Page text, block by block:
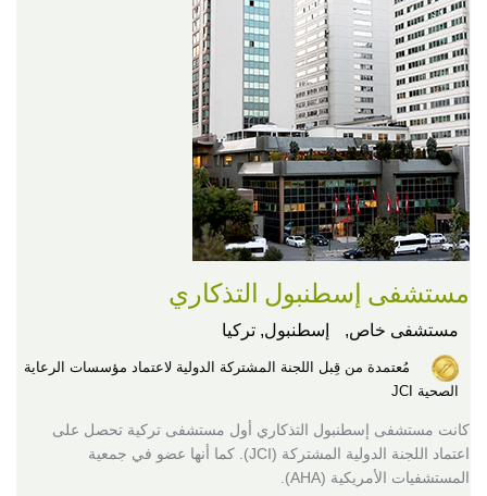
مستشفى إسطنبول التذكاري
مستشفى خاص, إسطنبول, تركيا
مُعتمدة من قِبل اللجنة المشتركة الدولية لاعتماد مؤسسات الرعاية
الصحية JCI
كانت مستشفى إسطنبول التذكاري أول مستشفى تركية تحصل على
اعتماد اللجنة الدولية المشتركة (JCI). كما أنها عضو في جمعية
المستشفيات الأمريكية (AHA).